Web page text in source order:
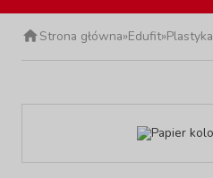
Strona główna»Edufit»Plastyka